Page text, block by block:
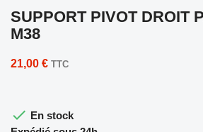
SUPPORT PIVOT DROIT
M38
21,00 € TTC
 En stock